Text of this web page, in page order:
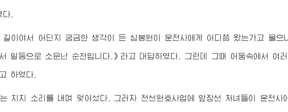
.
길이여서 어딘지 궁금한 생각이 든 심봉원이 운전사에게 어디쯤 왔는가고 물
일등으로 소문난 순천입니다.》라고 대답하였다. 그런데 그때 어둠속에서 여
하였다.
치치 소리를 내며 멎어섰다. 그러자 전선원호사업에 앞장선 처녀들이 운전